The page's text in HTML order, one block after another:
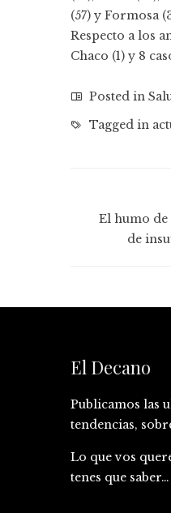
(57) y Formosa
Respecto a los
Chaco (1) y 8
Posted in
Tagged in
El humo de
de
El Decano
Publicamos las
tendencias,
Lo que vos
tenes que saber…